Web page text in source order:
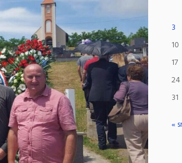
3
10
17
24
31
«